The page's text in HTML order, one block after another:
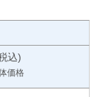
込)
価格